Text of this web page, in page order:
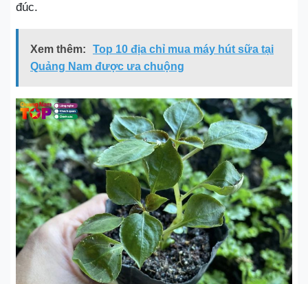
đúc.
Xem thêm:
Top 10 địa chỉ mua máy hút sữa tại
Quảng Nam được ưa chuộng